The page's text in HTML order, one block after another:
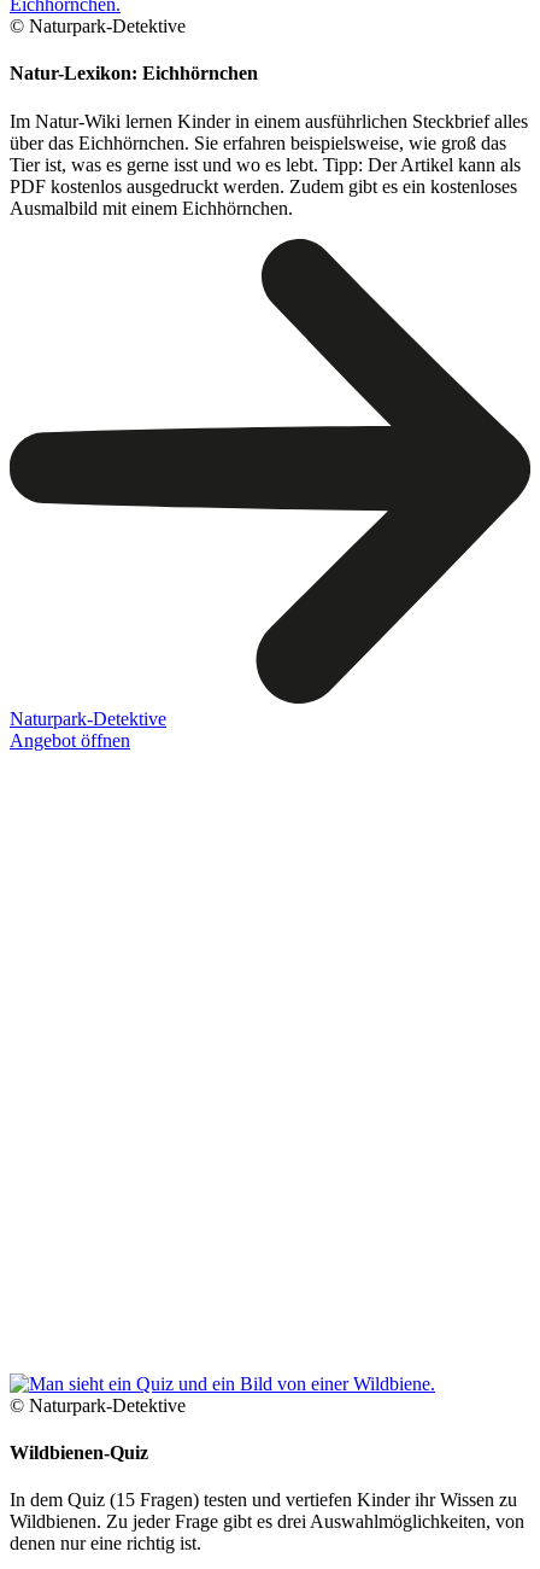
© Naturpark-Detektive
Natur-Lexikon: Eichhörnchen
Im Natur-Wiki lernen Kinder in einem ausführlichen Steckbrief alles
über das Eichhörnchen. Sie erfahren beispielsweise, wie groß das
Tier ist, was es gerne isst und wo es lebt. Tipp: Der Artikel kann als
PDF kostenlos ausgedruckt werden. Zudem gibt es ein kostenloses
Ausmalbild mit einem Eichhörnchen.
Naturpark-Detektive
Angebot öffnen
© Naturpark-Detektive
Wildbienen-Quiz
In dem Quiz (15 Fragen) testen und vertiefen Kinder ihr Wissen zu
Wildbienen. Zu jeder Frage gibt es drei Auswahlmöglichkeiten, von
denen nur eine richtig ist.